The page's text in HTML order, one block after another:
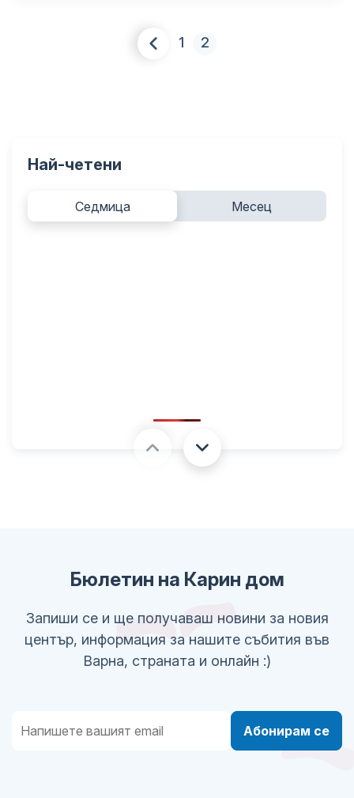
1 2
Най-четени
Седмица Месец
Бюлетин на Карин дом
Запиши се и ще получаваш новини за новия
център, информация за нашите събития във
Варна, страната и онлайн :)
Абонирам се